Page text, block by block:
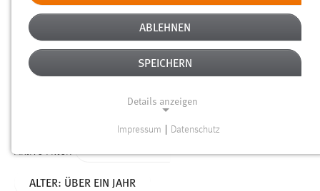
Erstellungsdatum
Alter
Aktive Filter:
ALTER: ÜBER EIN JAHR
ABLEHNEN
SPEICHERN
Details anzeigen
Funktionen und sind für die einwandfreie Funktion der
Impressum Datenschutz